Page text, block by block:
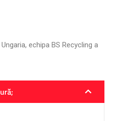
echipa BS Recycling a